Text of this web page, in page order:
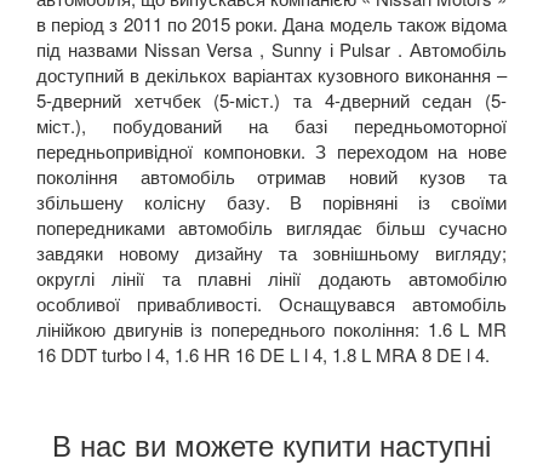
PORSCHE keyboard_arrow_down
RENAULT keyboard_arrow_down
ROVER keyboard_arrow_down
SAAB keyboard_arrow_down
SEAT keyboard_arrow_down
SKODA keyboard_arrow_down
SMART keyboard_arrow_down
SUBARU keyboard_arrow_down
в період з 2011 по 2015 роки. Дана модель також відома
під назвами Nissan Versa , Sunny і Pulsar . Автомобіль
доступний в декількох варіантах кузовного виконання –
5-дверний хетчбек (5-міст.) та 4-дверний седан (5-
міст.), побудований на базі передньомоторної
передньопривідної компоновки. З переходом на нове
покоління автомобіль отримав новий кузов та
збільшену колісну базу. В порівняні із своїми
попередниками автомобіль виглядає більш сучасно
завдяки новому дизайну та зовнішньому вигляду;
округлі лінії та плавні лінії додають автомобілю
особливої привабливості. Оснащувався автомобіль
лінійкою двигунів із попереднього покоління: 1.6 L MR
16 DDT turbo l 4, 1.6 HR 16 DE L l 4, 1.8 L MRA 8 DE l 4.
В нас ви можете купити наступні